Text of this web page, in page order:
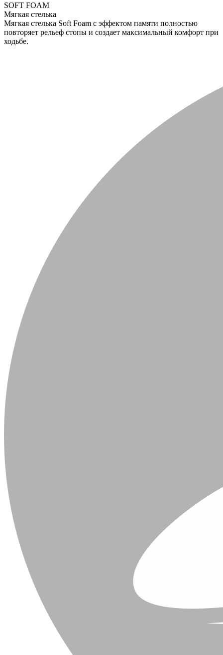
SOFT FOAM
Мягкая стелька
Мягкая стелька Soft Foam с эффектом памяти полностью
повторяет рельеф стопы и создает максимальный комфорт при
ходьбе.